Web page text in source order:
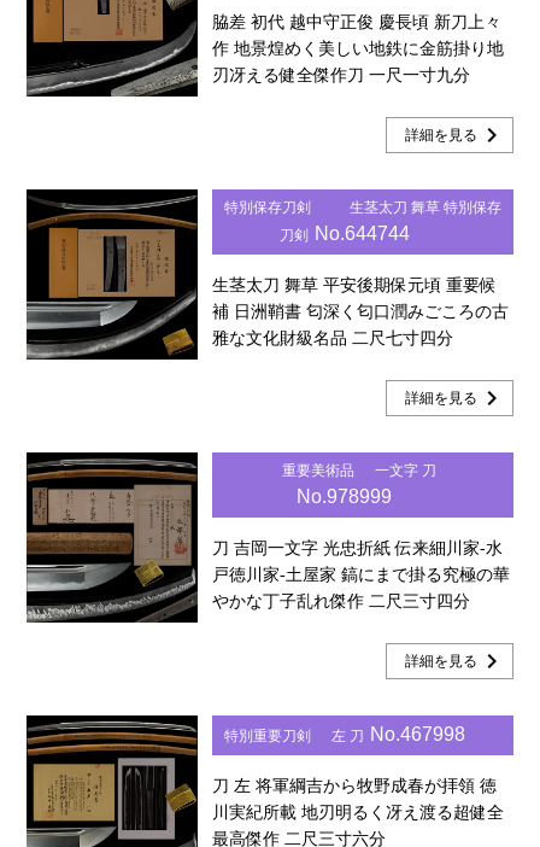
脇差 初代 越中守正俊 慶長頃 新刀上々
作 地景煌めく美しい地鉄に金筋掛り地
刃冴える健全傑作刀 一尺一寸九分
詳細を見る chevron_right
特別保存刀剣
生茎太刀 舞草 特別保存
刀剣
No.644744
生茎太刀 舞草 平安後期保元頃 重要候
補 日洲鞘書 匂深く匂口潤みごころの古
雅な文化財級名品 二尺七寸四分
詳細を見る chevron_right
重要美術品 一文字 刀
No.978999
刀 吉岡一文字 光忠折紙 伝来細川家-水
戸徳川家-土屋家 鎬にまで掛る究極の華
やかな丁子乱れ傑作 二尺三寸四分
詳細を見る chevron_right
特別重要刀剣 左 刀 No.467998
刀 左 将軍綱吉から牧野成春が拝領 徳
川実紀所載 地刃明るく冴え渡る超健全
最高傑作 二尺三寸六分